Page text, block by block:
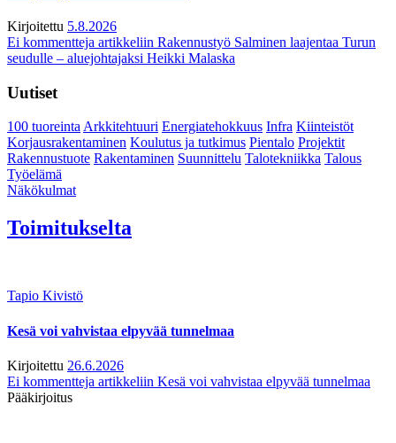
Kirjoitettu 5.8.2026
Ei kommentteja artikkeliin Rakennustyö Salminen laajentaa Turun
seudulle – aluejohtajaksi Heikki Malaska
Uutiset
100 tuoreintaArkkitehtuuri Energiatehokkuus Infra Kiinteistöt
Korjausrakentaminen Koulutus ja tutkimus Pientalo Projektit
Rakennustuote Rakentaminen Suunnittelu Talotekniikka Talous
Työelämä
Näkökulmat
Toimitukselta
Tapio Kivistö
Kesä voi vahvistaa elpyvää tunnelmaa
Kirjoitettu 26.6.2026
Ei kommentteja artikkeliin Kesä voi vahvistaa elpyvää tunnelmaa
Pääkirjoitus